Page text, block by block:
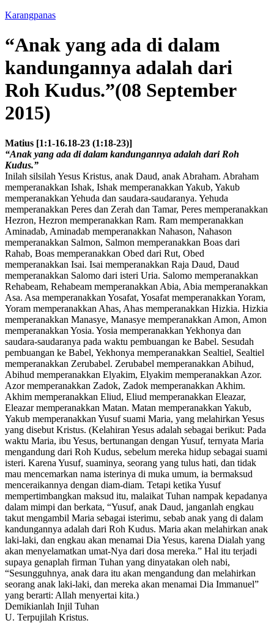
Karangpanas
“Anak yang ada di dalam
kandungannya adalah dari
Roh Kudus.”(08 September
2015)
Matius [1:1-16.18-23 (1:18-23)]
“Anak yang ada di dalam kandungannya adalah dari Roh
Kudus.”
Inilah silsilah Yesus Kristus, anak Daud, anak Abraham. Abraham
memperanakkan Ishak, Ishak memperanakkan Yakub, Yakub
memperanakkan Yehuda dan saudara-saudaranya. Yehuda
memperanakkan Peres dan Zerah dan Tamar, Peres memperanakkan
Hezron, Hezron memperanakkan Ram. Ram memperanakkan
Aminadab, Aminadab memperanakkan Nahason, Nahason
memperanakkan Salmon, Salmon memperanakkan Boas dari
Rahab, Boas memperanakkan Obed dari Rut, Obed
memperanakkan Isai. Isai memperanakkan Raja Daud, Daud
memperanakkan Salomo dari isteri Uria. Salomo memperanakkan
Rehabeam, Rehabeam memperanakkan Abia, Abia memperanakkan
Asa. Asa memperanakkan Yosafat, Yosafat memperanakkan Yoram,
Yoram memperanakkan Ahas, Ahas memperanakkan Hizkia. Hizkia
memperanakkan Manasye, Manasye memperanakkan Amon, Amon
memperanakkan Yosia. Yosia memperanakkan Yekhonya dan
saudara-saudaranya pada waktu pembuangan ke Babel. Sesudah
pembuangan ke Babel, Yekhonya memperanakkan Sealtiel, Sealtiel
memperanakkan Zerubabel. Zerubabel memperanakkan Abihud,
Abihud memperanakkan Elyakim, Elyakim memperanakkan Azor.
Azor memperanakkan Zadok, Zadok memperanakkan Akhim.
Akhim memperanakkan Eliud, Eliud memperanakkan Eleazar,
Eleazar memperanakkan Matan. Matan memperanakkan Yakub,
Yakub memperanakkan Yusuf suami Maria, yang melahirkan Yesus
yang disebut Kristus. (Kelahiran Yesus adalah sebagai berikut: Pada
waktu Maria, ibu Yesus, bertunangan dengan Yusuf, ternyata Maria
mengandung dari Roh Kudus, sebelum mereka hidup sebagai suami
isteri. Karena Yusuf, suaminya, seorang yang tulus hati, dan tidak
mau mencemarkan nama isterinya di muka umum, ia bermaksud
menceraikannya dengan diam-diam. Tetapi ketika Yusuf
mempertimbangkan maksud itu, malaikat Tuhan nampak kepadanya
dalam mimpi dan berkata, “Yusuf, anak Daud, janganlah engkau
takut mengambil Maria sebagai isterimu, sebab anak yang di dalam
kandungannya adalah dari Roh Kudus. Maria akan melahirkan anak
laki-laki, dan engkau akan menamai Dia Yesus, karena Dialah yang
akan menyelamatkan umat-Nya dari dosa mereka.” Hal itu terjadi
supaya genaplah firman Tuhan yang dinyatakan oleh nabi,
“Sesungguhnya, anak dara itu akan mengandung dan melahirkan
seorang anak laki-laki, dan mereka akan menamai Dia Immanuel”
yang berarti: Allah menyertai kita.)
Demikianlah Injil Tuhan
U. Terpujilah Kristus.